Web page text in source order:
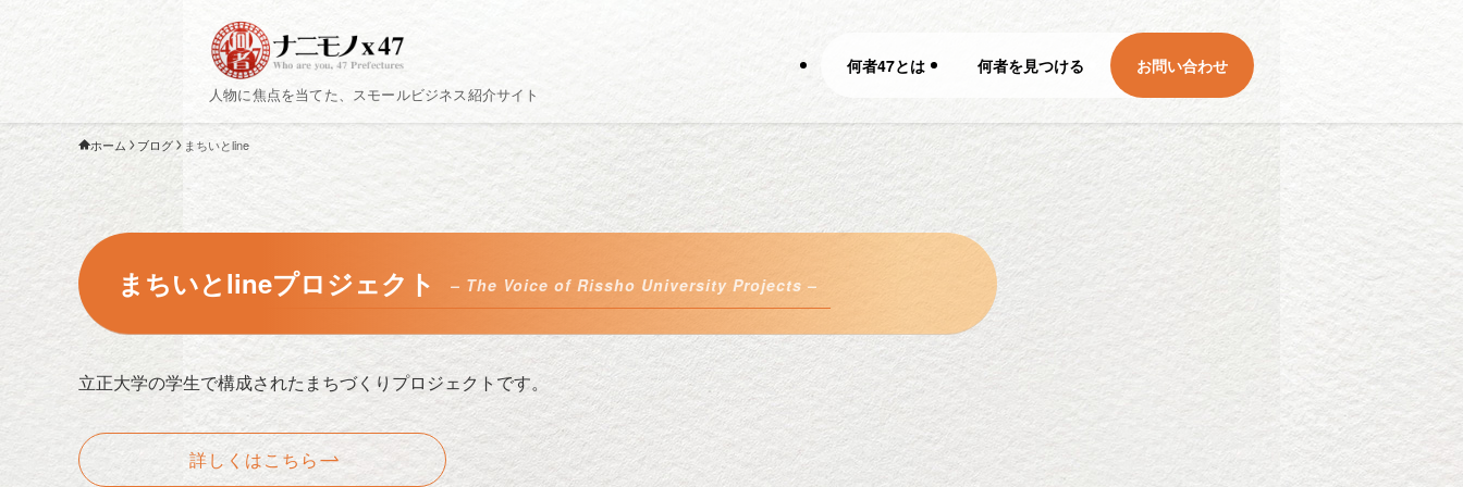
人物に焦点を当てた、スモールビジネス紹介サイト
何者47とは 何者を見つける お問い合わせ
ホーム ブログ まちいとline
まちいとlineプロジェクト – The Voice of Rissho University Projects –
立正大学の学生で構成されたまちづくりプロジェクトです。
詳しくはこちら